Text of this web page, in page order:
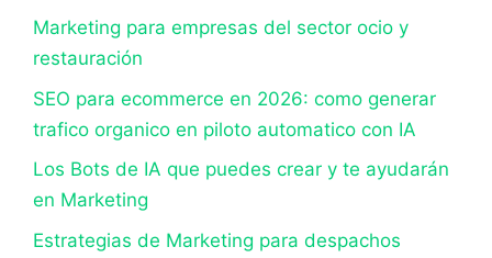
Marketing para empresas del sector ocio y
restauración
SEO para ecommerce en 2026: como generar
trafico organico en piloto automatico con IA
Los Bots de IA que puedes crear y te ayudarán
en Marketing
Estrategias de Marketing para despachos